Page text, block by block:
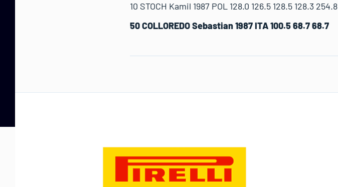
10 STOCH Kamil 1987 POL 128.0 126.5 128.5 128.3 254.8
50 COLLOREDO Sebastian 1987 ITA 100.5 68.7 68.7